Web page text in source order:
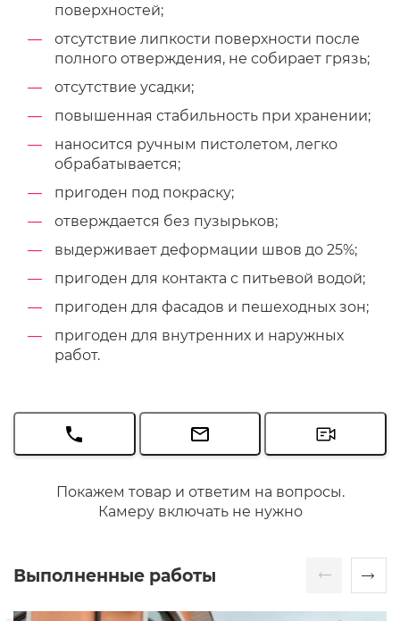
поверхностей;
отсутствие липкости поверхности после
полного отверждения, не собирает грязь;
отсутствие усадки;
повышенная стабильность при хранении;
наносится ручным пистолетом, легко
обрабатывается;
пригоден под покраску;
отверждается без пузырьков;
выдерживает деформации швов до 25%;
пригоден для контакта с питьевой водой;
пригоден для фасадов и пешеходных зон;
пригоден для внутренних и наружных
работ.
Покажем товар и ответим на вопросы.
Камеру включать не нужно
Выполненные работы